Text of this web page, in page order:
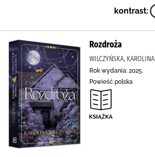
kontrast:
Rozdroża
WILCZYŃSKA, KAROLINA
Rok wydania: 2025.
Powieść polska